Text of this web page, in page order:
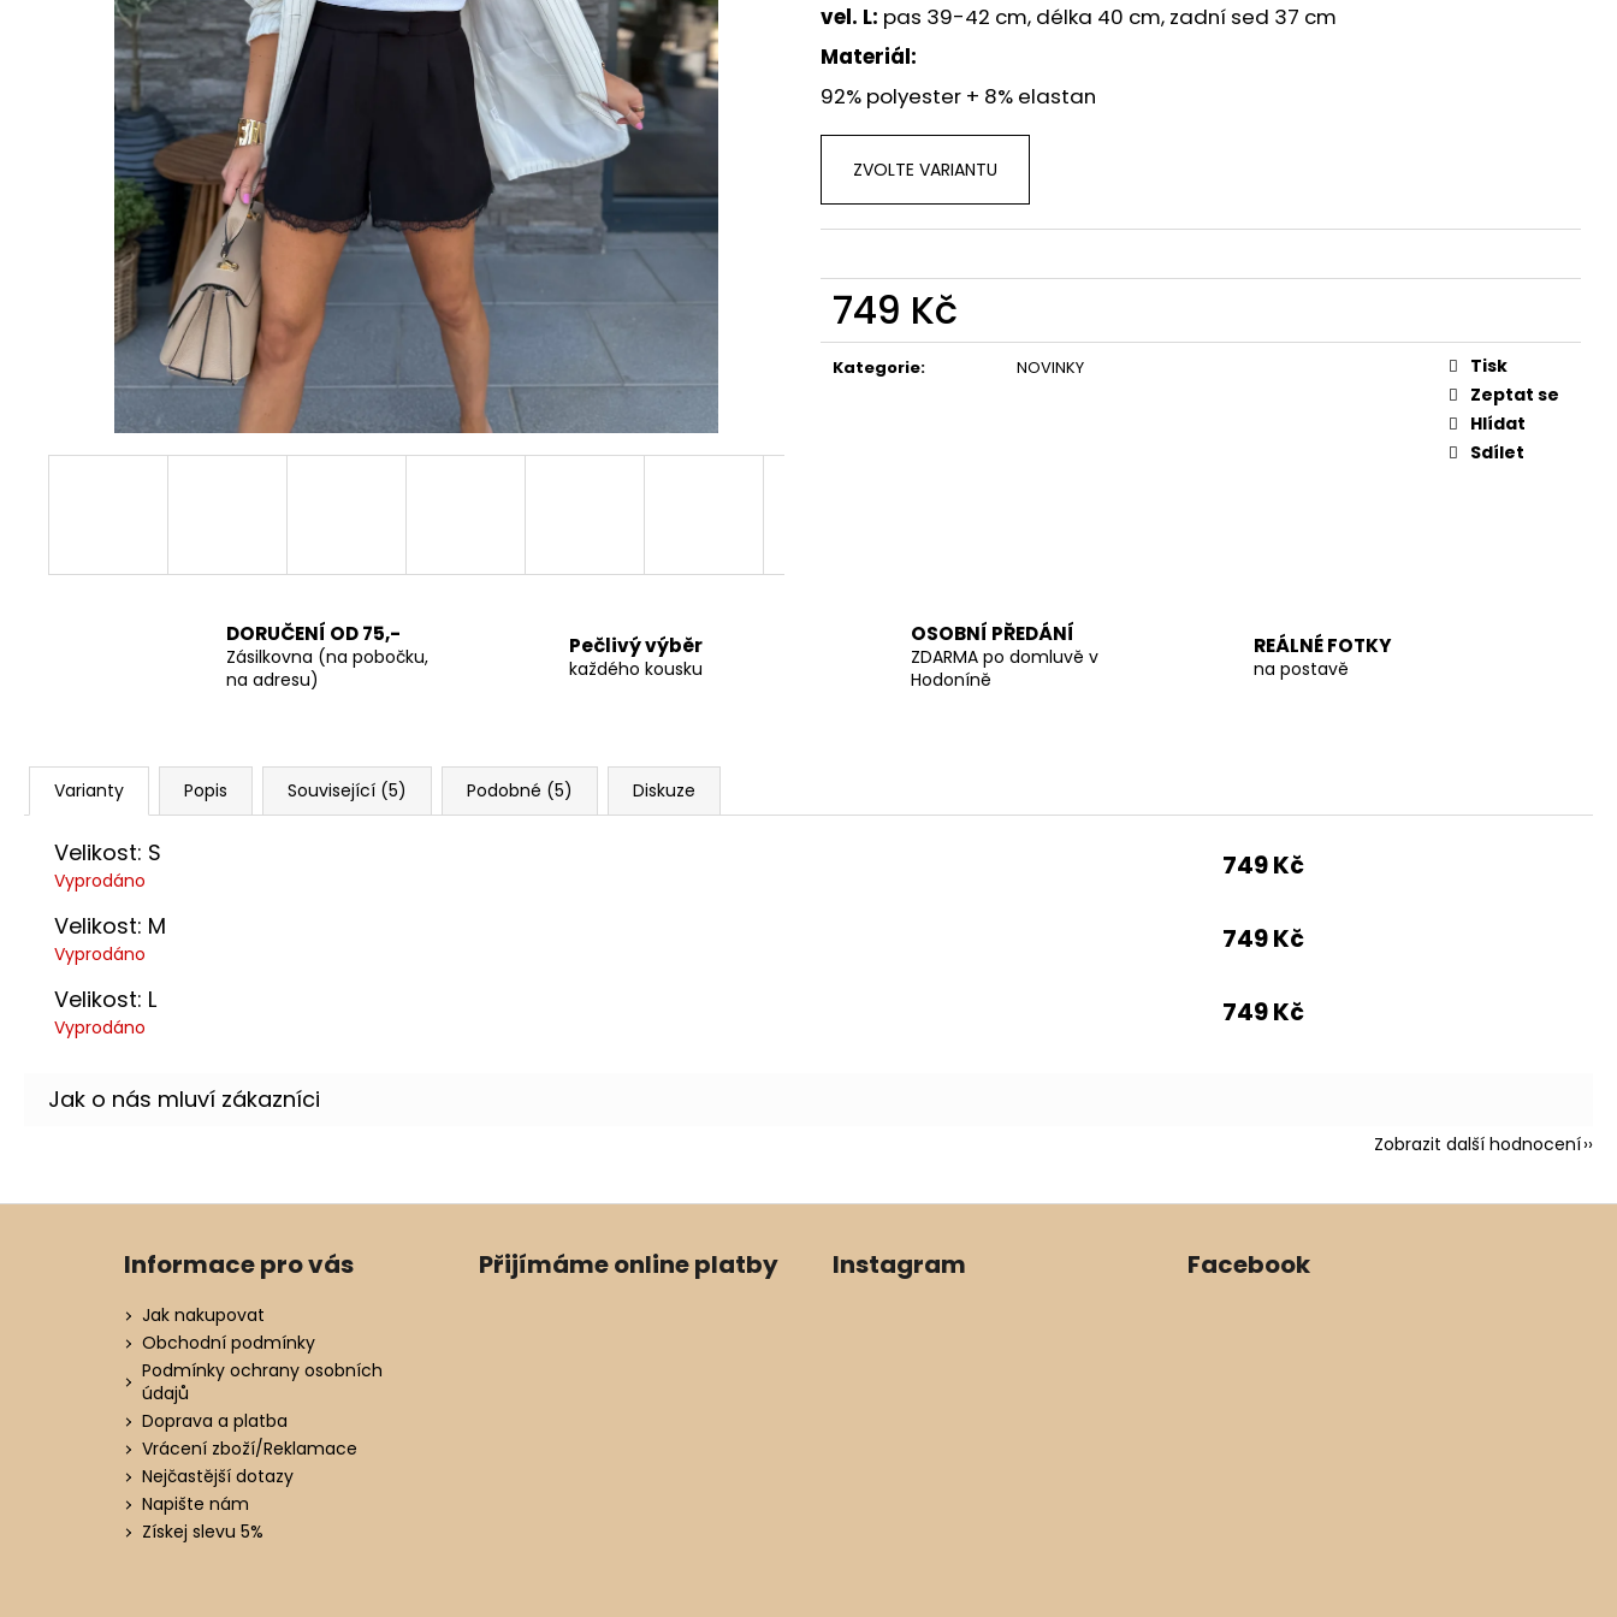
vel. L: pas 39-42 cm, délka 40 cm, zadní sed 37 cm
Materiál:
92% polyester + 8% elastan
ZVOLTE VARIANTU
749 Kč
Měrná
cena:
Kategorie: NOVINKY
Tisk
Zeptat se
Hlídat
Sdílet
DORUČENÍ OD 75,-
Zásilkovna (na pobočku,
na adresu)
Pečlivý výběr
každého kousku
OSOBNÍ PŘEDÁNÍ
ZDARMA po domluvě v
Hodoníně
REÁLNÉ FOTKY
na postavě
Varianty Popis Související (5) Podobné (5) Diskuze
Velikost: S
Vyprodáno 749 Kč
Velikost: M
Vyprodáno 749 Kč
Velikost: L
Vyprodáno 749 Kč
Zobrazit další hodnocení
LEHKÝ SVETŘÍK S KŘÍŽENÍM
749 Kč
PRUHOVANÉ TRIKO S KRÁTKÝM
RUKÁVEM
499 Kč
DLOUHÉ ŠATY NA RAMÍNKA WINE
Z
Informace pro vás
Jak nakupovat
Obchodní podmínky
Podmínky ochrany osobních
údajů
Doprava a platba
Vrácení zboží/Reklamace
Nejčastější dotazy
Napište nám
Získej slevu 5%
Přijímáme online platby Instagram Facebook